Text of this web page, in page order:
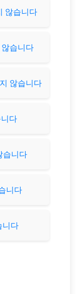
않습니다
습니다
않습니다
다
습니다
니다
니다